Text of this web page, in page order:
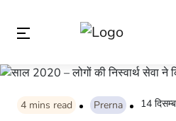
4 mins read Prerna 14